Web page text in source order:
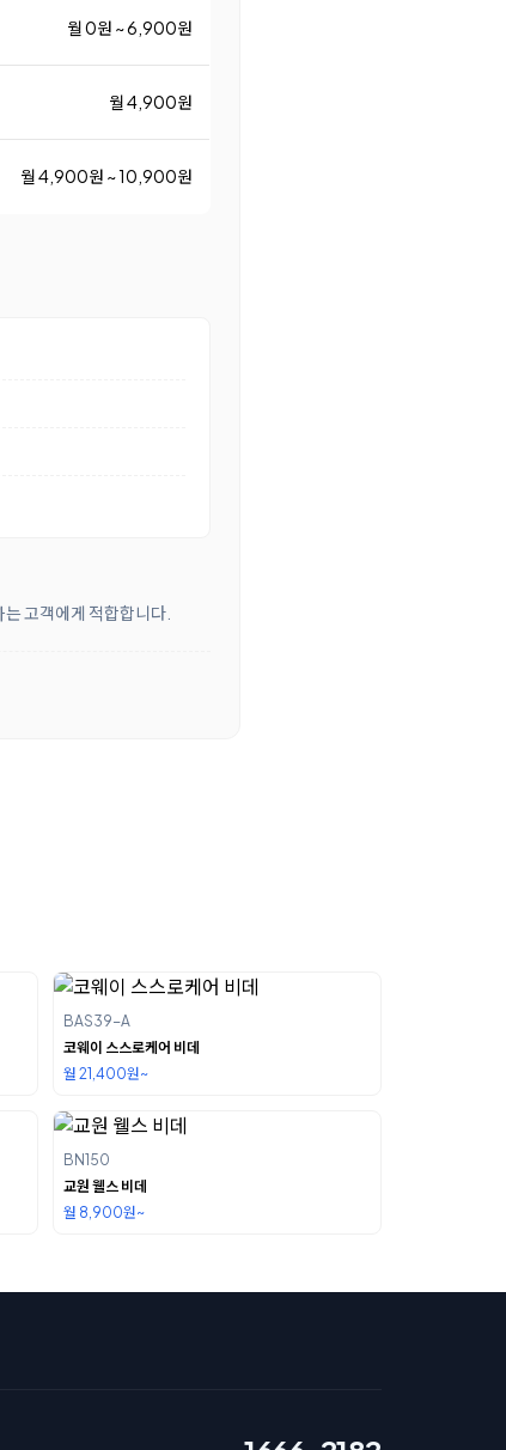
월 0원 ~ 6,900원
월 4,900원
월 4,900원 ~ 10,900원
고객에게 적합합니다.
BAS39-A
코웨이 스스로케어 비데
월 21,400원~
BN150
교원 웰스 비데
월 8,900원~